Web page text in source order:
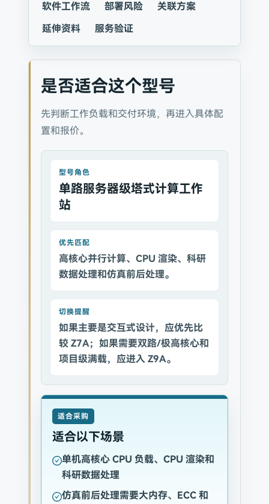
软件工作流
部署风险
关联方案
延伸资料
服务验证
是否适合这个型号
先判断工作负载和交付环境，再进入具体配
置和报价。
型号角色
单路服务器级塔式计算工作
站
优先匹配
高核心并行计算、CPU 渲染、科研
数据处理和仿真前后处理。
切换提醒
如果主要是交互式设计，应优先比
较 Z7A；如果需要双路/极高核心和
项目级满载，应进入 Z9A。
适合采购
适合以下场景
单机高核心 CPU 负载、CPU 渲染和
科研数据处理
仿真前后处理需要大内存、ECC 和